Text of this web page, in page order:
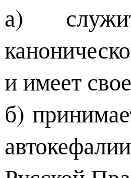
а)
и имеет
б)